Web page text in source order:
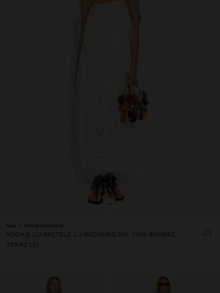
+
New Online Exclusive
ROCHIE CU BRETELE CU BRODERIE DIN 100% BUMBAC
299.90 LEI